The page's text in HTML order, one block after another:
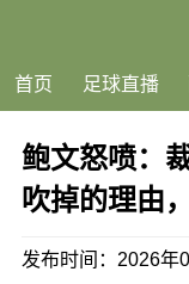
首页 足球直播
鲍文怒喷：
吹掉的理由
发布时间：2026